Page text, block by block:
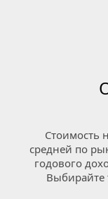
Стоимость
средней по
годового
Выбирайте